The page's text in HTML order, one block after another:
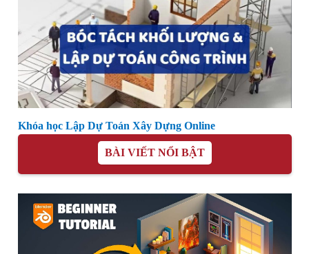
Khóa học Lập Dự Toán Xây Dựng Online
BÀI VIẾT NỔI BẬT